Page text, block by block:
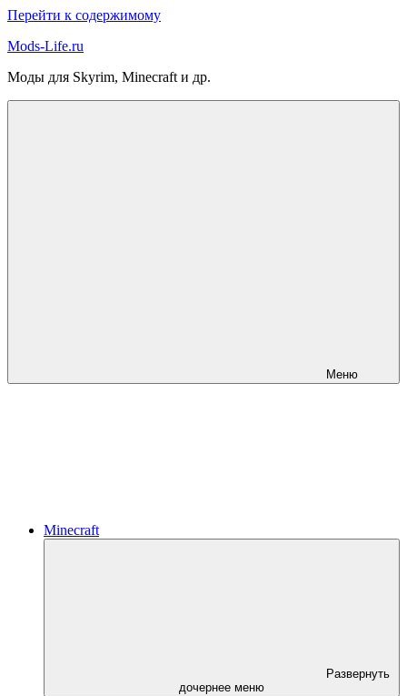
Перейти к содержимому
Mods-Life.ru
Моды для Skyrim, Minecraft и др.
Меню
Minecraft
Развернуть
дочернее меню